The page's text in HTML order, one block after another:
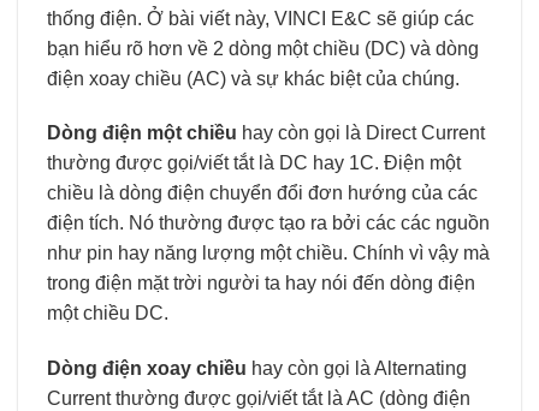
thống điện. Ở bài viết này, VINCI E&C sẽ giúp các
bạn hiểu rõ hơn về 2 dòng một chiều (DC) và dòng
điện xoay chiều (AC) và sự khác biệt của chúng.
Dòng điện một chiều hay còn gọi là Direct Current
thường được gọi/viết tắt là DC hay 1C. Điện một
chiều là dòng điện chuyển đổi đơn hướng của các
điện tích. Nó thường được tạo ra bởi các các nguồn
như pin hay năng lượng một chiều. Chính vì vậy mà
trong điện mặt trời người ta hay nói đến dòng điện
một chiều DC.
Dòng điện xoay chiều hay còn gọi là Alternating
Current thường được gọi/viết tắt là AC (dòng điện